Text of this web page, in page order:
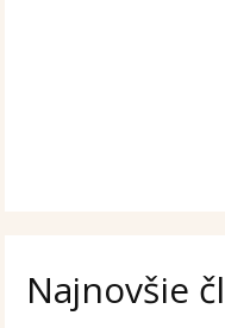
Najnovšie